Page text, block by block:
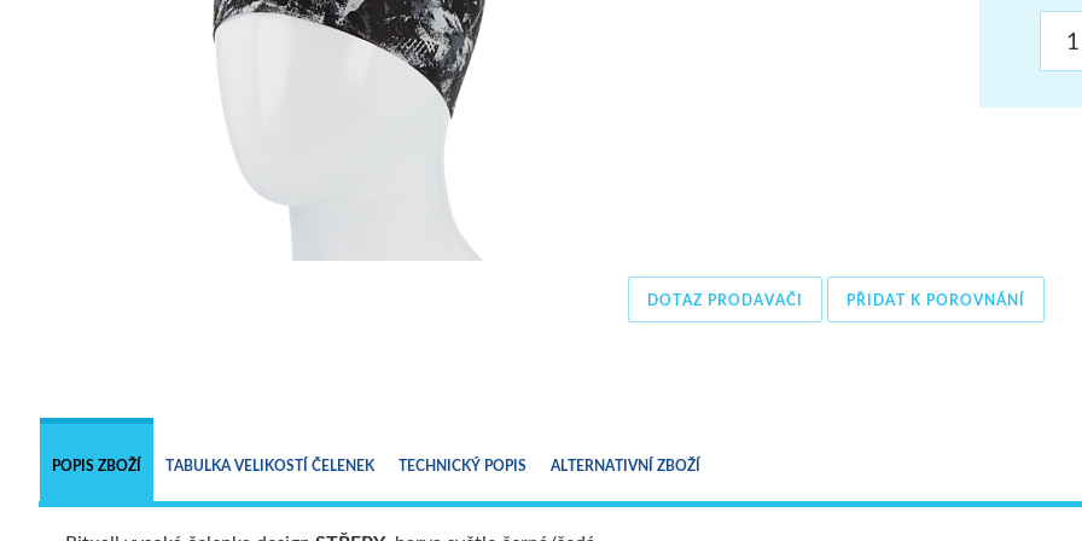
DOTAZ PRODAVAČI PŘIDAT K POROVNÁNÍ
POPIS ZBOŽÍ TABULKA VELIKOSTÍ ČELENEK TECHNICKÝ POPIS ALTERNATIVNÍ ZBOŽÍ